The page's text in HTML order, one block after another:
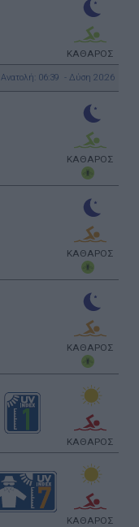
ΚΑΘΑΡΟΣ
Ανατολή: 06:39 - Δύση 20:26
ΚΑΘΑΡΟΣ
ΚΑΘΑΡΟΣ
ΚΑΘΑΡΟΣ
ΚΑΘΑΡΟΣ
ΚΑΘΑΡΟΣ